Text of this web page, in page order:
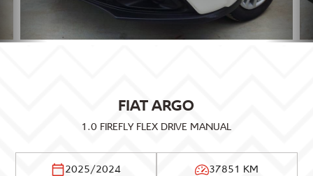
FIAT ARGO
1.0 FIREFLY FLEX DRIVE MANUAL
2025/2024 37851 KM